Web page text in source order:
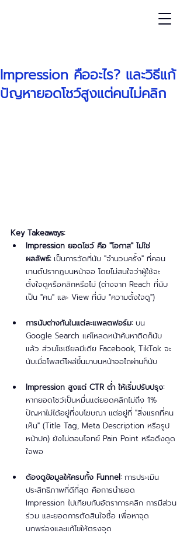
Impression คืออะไร? และวิธีแก้
ปัญหายอดโชว์สูงแต่คนไม่คลิก
Key Takeaways:
Impression ยอดโชว์ คือ "โอกาส" ไม่ใช่
ผลลัพธ์: เป็นการวัดที่นับ "จำนวนครั้ง" ที่คอน
เทนต์ปรากฏบนหน้าจอ โดยไม่สนใจว่าผู้ใช้จะ
ตั้งใจดูหรือคลิกหรือไม่ (ต่างจาก Reach ที่นับ
เป็น "คน" และ View ที่นับ "ความตั้งใจดู")
การนับต่างกันในแต่ละแพลตฟอร์ม: บน
Google Search แค่โหลดหน้าค้นหาติดก็นับ
แล้ว ส่วนโซเชียลมีเดีย Facebook, TikTok จะ
นับเมื่อโพสต์โผล่ขึ้นมาบนหน้าจอไถผ่านก็นับ
Impression สูงแต่ CTR ต่ำ ให้เริ่มปรับปรุง:
หากยอดโชว์เป็นหมื่นแต่ยอดคลิกไม่ถึง 1%
ปัญหาไม่ได้อยู่ที่งบโฆษณา แต่อยู่ที่ "สิ่งแรกที่คน
เห็น" (Title Tag, Meta Description หรือรูป
หน้าปก) ยังไม่ตอบโจทย์ Pain Point หรือดึงดูด
ใจพอ
ต้องดูข้อมูลให้ครบทั้ง Funnel: การประเมิน
ประสิทธิภาพที่ดีที่สุด คือการนำยอด
Impression ไปเทียบกับอัตราการคลิก การมีส่วน
ร่วม และยอดการตัดสินใจซื้อ เพื่อหาจุด
บกพร่องและแก้ไขให้ตรงจุด